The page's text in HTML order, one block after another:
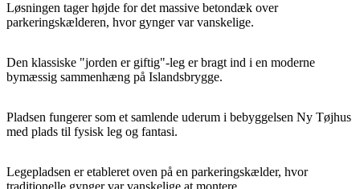
Løsningen tager højde for det massive betondæk over
parkeringskælderen, hvor gynger var vanskelige.
Den klassiske "jorden er giftig"-leg er bragt ind i en moderne
bymæssig sammenhæng på Islandsbrygge.
Pladsen fungerer som et samlende uderum i bebyggelsen Ny Tøjhus
med plads til fysisk leg og fantasi.
Legepladsen er etableret oven på en parkeringskælder, hvor